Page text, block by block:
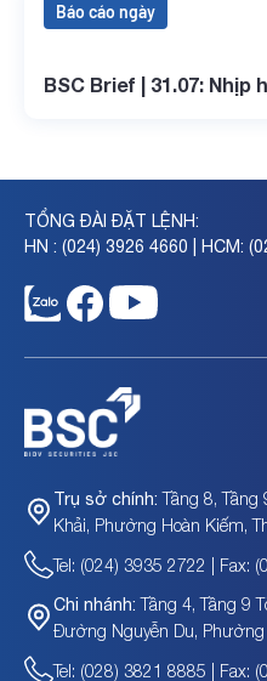
Báo cáo ngày
BSC Brief | 31.07:
TỔNG ĐÀI ĐẶT LỆNH:
HN : (024) 3926 4660 | HCM:
Trụ sở chính: Tầng 8, Tầng
Khải, Phường Hoàn Kiếm,
Tel: (024) 3935 2722 | Fax:
Chi nhánh: Tầng 4, Tầng 9
Đường Nguyễn Du, Phường
Tel: (028) 3821 8885 | Fax: